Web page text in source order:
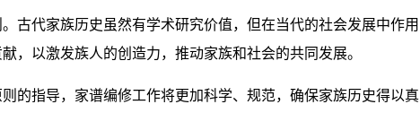
古代家族历史虽然有学术研究价值，但在当代的社会发展中作用
，以激发族人的创造力，推动家族和社会的共同发展。
的指导，家谱编修工作将更加科学、规范，确保家族历史得以真